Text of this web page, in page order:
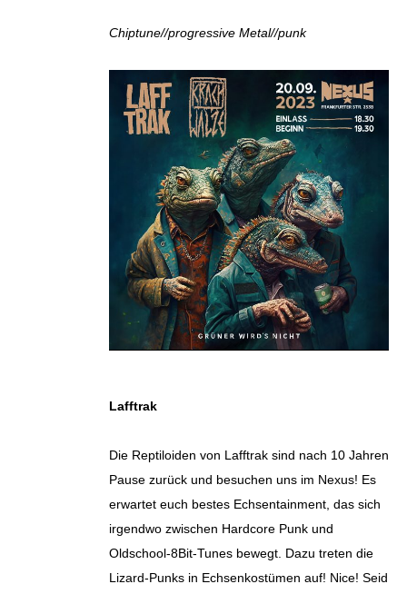
Chiptune//progressive Metal//punk
Lafftrak
Die Reptiloiden von Lafftrak sind nach 10 Jahren
Pause zurück und besuchen uns im Nexus! Es
erwartet euch bestes Echsentainment, das sich
irgendwo zwischen Hardcore Punk und
Oldschool-8Bit-Tunes bewegt. Dazu treten die
Lizard-Punks in Echsenkostümen auf! Nice! Seid